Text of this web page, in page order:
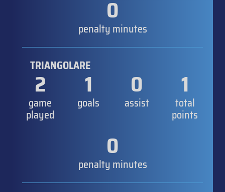
0
penalty minutes
TRIANGOLARE
2
game
played
1
goals
0
assist
1
total
points
0
penalty minutes